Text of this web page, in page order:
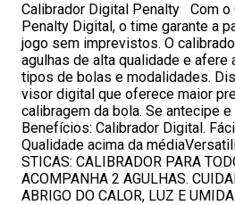
Calibrador Digital Penalty Com o
Penalty Digital, o time garante a
jogo sem imprevistos. O
agulhas de alta qualidade e
tipos de bolas e modalidades.
visor digital que oferece maior
calibragem da bola. Se antecipe
Benefícios: Calibrador Digital.
Qualidade acima da
STICAS: CALIBRADOR PARA
ACOMPANHA 2 AGULHAS.
ABRIGO DO CALOR, LUZ E